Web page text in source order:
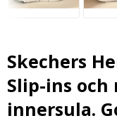
Skechers
Slip-ins och
innersula.